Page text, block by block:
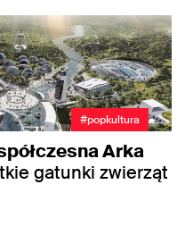
#popkultura
Arka
gatunki zwierząt